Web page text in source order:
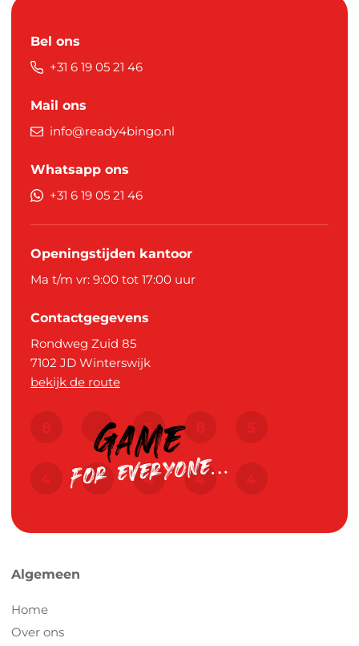
Bel ons
+31 6 19 05 21 46
Mail ons
info@ready4bingo.nl
Whatsapp ons
+31 6 19 05 21 46
Openingstijden kantoor
Ma t/m vr: 9:00 tot 17:00 uur
Contactgegevens
Rondweg Zuid 85
7102 JD Winterswijk
bekijk de route
Algemeen
Home
Over ons